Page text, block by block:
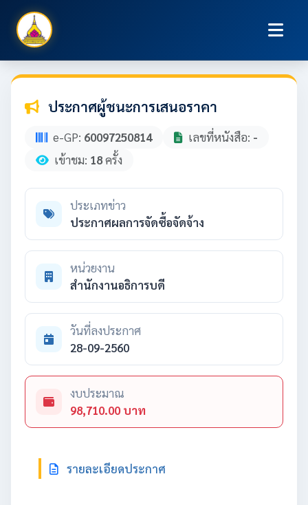
ประกาศผู้ชนะการเสนอราคา
e-GP: 60097250814 เลขที่หนังสือ: -
เข้าชม: 18ครั้ง
ประเภทข่าว
ประกาศผลการจัดซื้อจัดจ้าง
หน่วยงาน
สำนักงานอธิการบดี
วันที่ลงประกาศ
28-09-2560
งบประมาณ
98,710.00 บาท
รายละเอียดประกาศ